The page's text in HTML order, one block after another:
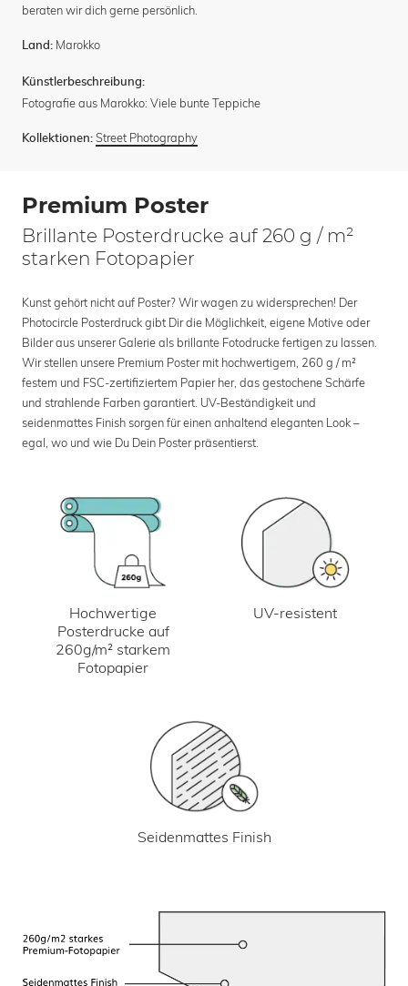
beraten wir dich gerne persönlich.
Land: Marokko
Künstlerbeschreibung:
Fotografie aus Marokko: Viele bunte Teppiche
Kollektionen: Street Photography
Premium Poster
Brillante Posterdrucke auf 260 g / m²
starken Fotopapier
Kunst gehört nicht auf Poster? Wir wagen zu widersprechen! Der
Photocircle Posterdruck gibt Dir die Möglichkeit, eigene Motive oder
Bilder aus unserer Galerie als brillante Fotodrucke fertigen zu lassen.
Wir stellen unsere Premium Poster mit hochwertigem, 260 g / m²
festem und FSC-zertifiziertem Papier her, das gestochene Schärfe
und strahlende Farben garantiert. UV-Beständigkeit und
seidenmattes Finish sorgen für einen anhaltend eleganten Look –
egal, wo und wie Du Dein Poster präsentierst.
Hochwertige
Posterdrucke auf
260g/m² starkem
Fotopapier
UV-resistent
Seidenmattes Finish